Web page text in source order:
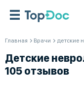
Главная Врачи детские
Детские
105 отзывов